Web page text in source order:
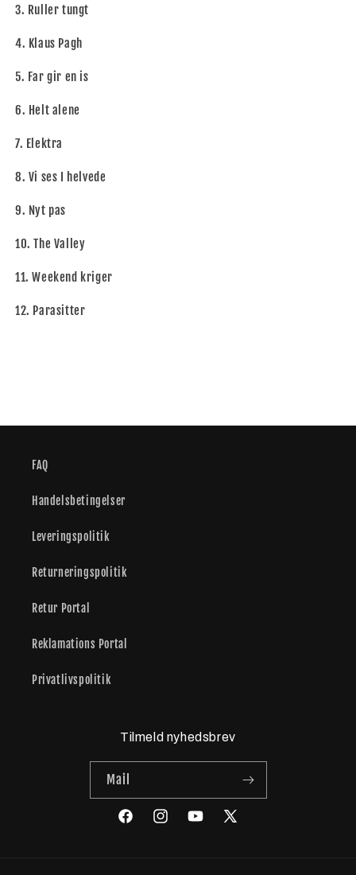
3. Ruller tungt
4. Klaus Pagh
5. Far gir en is
6. Helt alene
7. Elektra
8. Vi ses I helvede
9. Nyt pas
10. The Valley
11. Weekend kriger
12. Parasitter
FAQ
Handelsbetingelser
Leveringspolitik
Returneringspolitik
Retur Portal
Reklamations Portal
Privatlivspolitik
Tilmeld nyhedsbrev
Mail
FacebookInstagramYouTube
X